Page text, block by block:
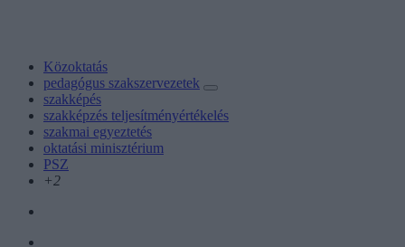
Közoktatás
pedagógus szakszervezetek
szakképés
szakképzés teljesítményértékelés
szakmai egyeztetés
oktatási minisztérium
PSZ
+2